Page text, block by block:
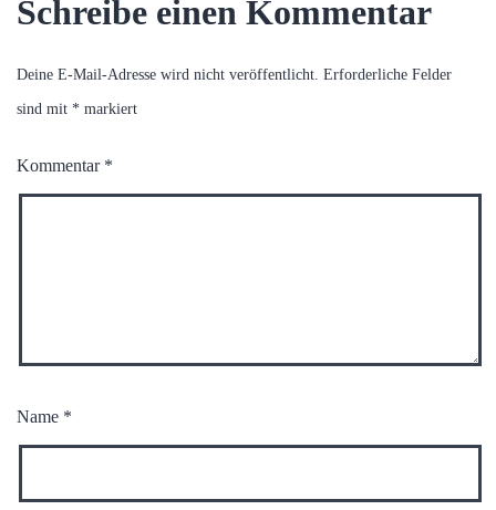
Schreibe einen Kommentar
Deine E-Mail-Adresse wird nicht veröffentlicht. Erforderliche Felder
sind mit * markiert
Kommentar *
Name *